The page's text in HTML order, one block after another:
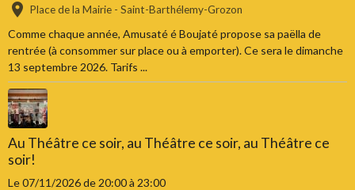
Place de la Mairie - Saint-Barthélemy-Grozon
Comme chaque année, Amusaté é Boujaté propose sa paëlla de
rentrée (à consommer sur place ou à emporter). Ce sera le dimanche
13 septembre 2026. Tarifs ...
Au Théâtre ce soir, au Théâtre ce soir, au Théâtre ce
soir!
Le 07/11/2026de 20:00à 23:00